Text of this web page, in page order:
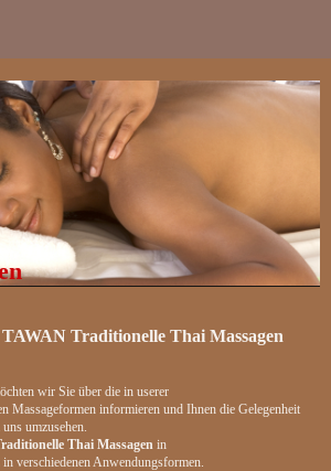
TAWAN Traditionelle Thai Massagen
wir Sie über die in userer
Massageformen informieren und Ihnen die Gelegenheit
umzusehen.
Thai Massagen in
verschiedenen Anwendungsformen.